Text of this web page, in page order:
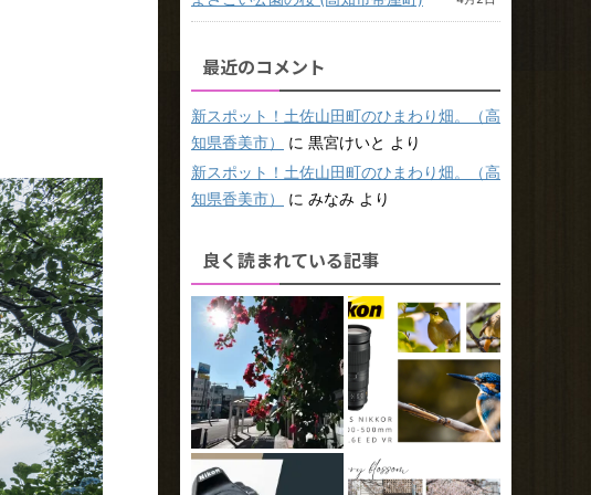
最近のコメント
新スポット！土佐山田町のひまわり畑。（高
知県香美市）
に 黒宮けいと より
新スポット！土佐山田町のひまわり畑。（高
知県香美市）
に みなみ より
良く読まれている記事